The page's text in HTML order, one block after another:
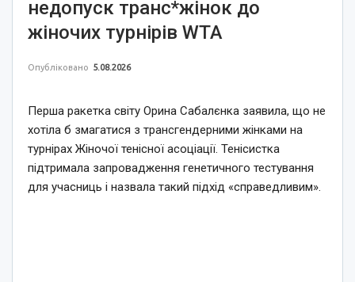
недопуск транс*жінок до
жіночих турнірів WTA
Опубліковано 5.08.2026
Перша ракетка світу Орина Сабалєнка заявила, що не
хотіла б змагатися з трансгендерними жінками на
турнірах Жіночої тенісної асоціації. Тенісистка
підтримала запровадження генетичного тестування
для учасниць і назвала такий підхід «справедливим».